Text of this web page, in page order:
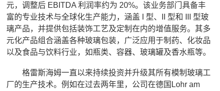
元，调整后 EBITDA 利润率约为 20%。该业务部门具备丰
富的专业技术与全球化生产能力，涵盖 I 型、II 型和 III 型玻
璃产品，并提供包括装饰工艺及定制在内的增值服务。其多
元化产品组合涵盖各种玻璃包装，广泛应用于制药、化妆品
以及食品与饮料行业，如瓶类、容器、玻璃罐及香水瓶等。
格雷斯海姆一直以来持续投资并升级其所有模制玻璃工
厂的生产技术。例如在过去两年里，公司在德国Lohr am